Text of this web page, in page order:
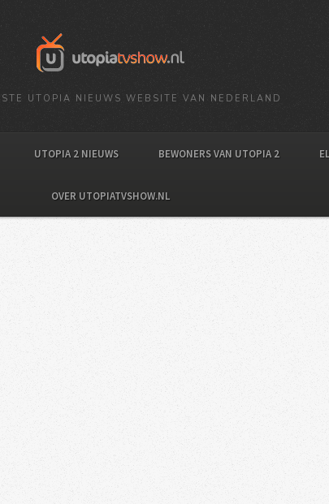
UTOPIA NIEUWS WEBSITE VAN NEDERLAND
UTOPIA 2 NIEUWS BEWONERS VAN UTOPIA 2
OVER UTOPIATVSHOW.NL